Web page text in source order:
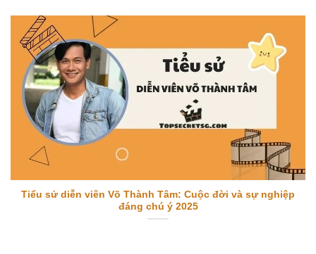
Tiểu sử diễn viên Võ Thành Tâm: Cuộc đời và sự nghiệp
đáng chú ý 2025